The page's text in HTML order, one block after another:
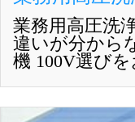
業務用高圧洗
違いが分から
機 100V選びを